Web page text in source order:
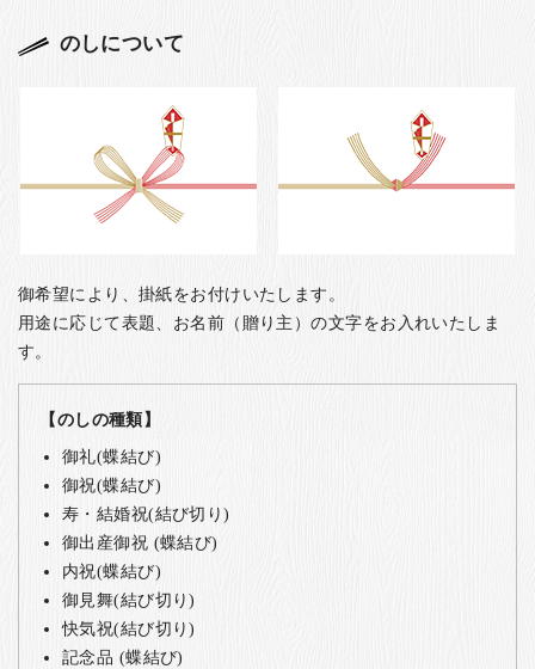
のしについて
御希望により、掛紙をお付けいたします。
用途に応じて表題、お名前（贈り主）の文字をお入れいたしま
す。
【のしの種類】
御礼(蝶結び)
御祝(蝶結び)
寿・結婚祝(結び切り)
御出産御祝 (蝶結び)
内祝(蝶結び)
御見舞(結び切り)
快気祝(結び切り)
記念品 (蝶結び)